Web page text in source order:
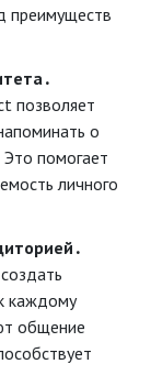
преимуществ
позволяет
о
помогает
личного
каждому
общение